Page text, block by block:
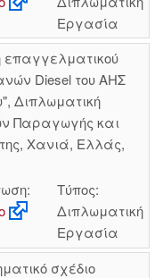
Εργασία
επαγγελματικού
Diesel του ΑΗΣ
Διπλωματική
Παραγωγής και
Χανιά, Ελλάς,
Τύπος:
Διπλωματική
Εργασία
σχέδιο